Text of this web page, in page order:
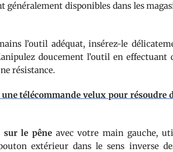
disponibles dans les
l’outil adéquat, insérez-le
doucement l’outil en effectuant
résistance.
télécommande velux pour résoudre
sur le pêne avec votre main gauche,
extérieur dans le sens inverse